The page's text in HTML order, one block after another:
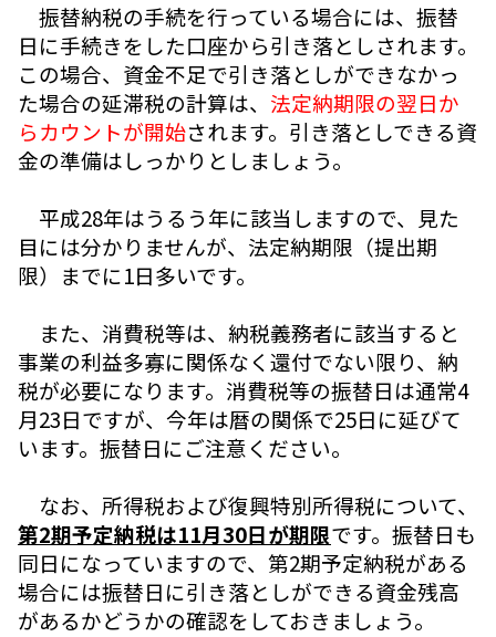
振替納税の手続を行っている場合には、振替
日に手続きをした口座から引き落としされます。
この場合、資金不足で引き落としができなかっ
た場合の延滞税の計算は、 法定納期限の翌日か
らカウントが開始されます。引き落としできる資
金の準備はしっかりとしましょう。
平成28年はうるう年に該当しますので、見た
目には分かりませんが、法定納期限（提出期
限）までに1日多いです。
また、消費税等は、納税義務者に該当すると
事業の利益多寡に関係なく還付でない限り、納
税が必要になります。消費税等の振替日は通常4
月23日ですが、今年は暦の関係で25日に延びて
います。振替日にご注意ください。
なお、所得税および復興特別所得税について、
第2期予定納税は11月30日が期限です。振替日も
同日になっていますので、第2期予定納税がある
場合には振替日に引き落としができる資金残高
があるかどうかの確認をしておきましょう。